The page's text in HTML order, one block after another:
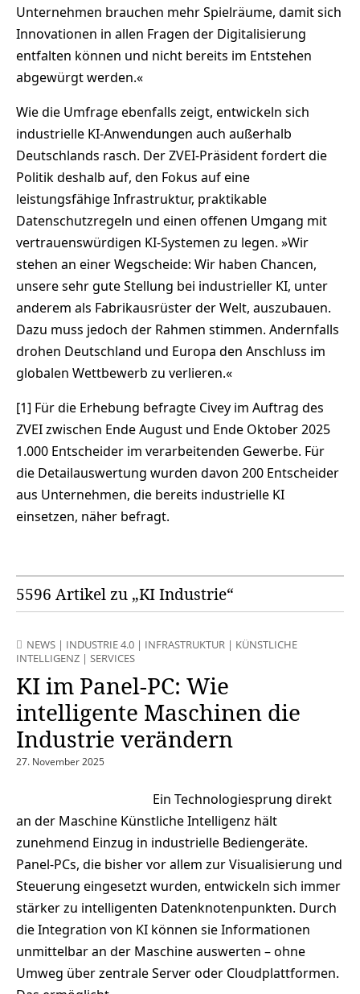
Unternehmen brauchen mehr Spielräume, damit sich
Innovationen in allen Fragen der Digitalisierung
entfalten können und nicht bereits im Entstehen
abgewürgt werden.«
Wie die Umfrage ebenfalls zeigt, entwickeln sich
industrielle KI-Anwendungen auch außerhalb
Deutschlands rasch. Der ZVEI-Präsident fordert die
Politik deshalb auf, den Fokus auf eine
leistungsfähige Infrastruktur, praktikable
Datenschutzregeln und einen offenen Umgang mit
vertrauenswürdigen KI-Systemen zu legen. »Wir
stehen an einer Wegscheide: Wir haben Chancen,
unsere sehr gute Stellung bei industrieller KI, unter
anderem als Fabrikausrüster der Welt, auszubauen.
Dazu muss jedoch der Rahmen stimmen. Andernfalls
drohen Deutschland und Europa den Anschluss im
globalen Wettbewerb zu verlieren.«
[1] Für die Erhebung befragte Civey im Auftrag des
ZVEI zwischen Ende August und Ende Oktober 2025
1.000 Entscheider im verarbeitenden Gewerbe. Für
die Detailauswertung wurden davon 200 Entscheider
aus Unternehmen, die bereits industrielle KI
einsetzen, näher befragt.
5596 Artikel zu „KI Industrie“
NEWS | INDUSTRIE 4.0 | INFRASTRUKTUR | KÜNSTLICHE
INTELLIGENZ | SERVICES
KI im Panel-PC: Wie
intelligente Maschinen die
Industrie verändern
27. November 2025
Ein Technologiesprung direkt
an der Maschine Künstliche Intelligenz hält
zunehmend Einzug in industrielle Bediengeräte.
Panel-PCs, die bisher vor allem zur Visualisierung und
Steuerung eingesetzt wurden, entwickeln sich immer
stärker zu intelligenten Datenknotenpunkten. Durch
die Integration von KI können sie Informationen
unmittelbar an der Maschine auswerten – ohne
Umweg über zentrale Server oder Cloudplattformen.